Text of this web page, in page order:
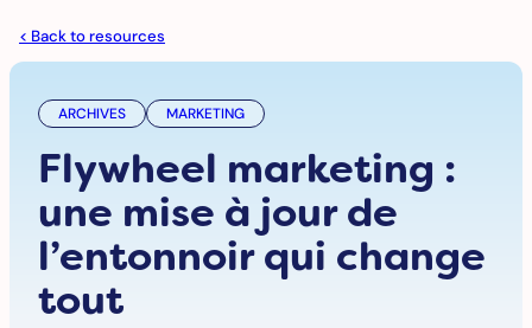
< Back to resources
ARCHIVES MARKETING
Flywheel marketing :
une mise à jour de
l’entonnoir qui change
tout